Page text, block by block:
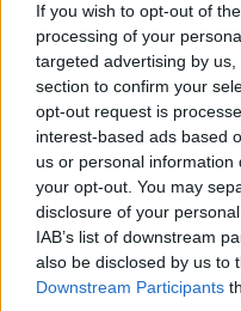
If you wish to opt-out of
processing of your
targeted advertising by
section to confirm your
opt-out request is
interest-based ads based
us or personal
your opt-out. You may
disclosure of your
IAB’s list of downstream
also be disclosed by us to
Downstream Participants